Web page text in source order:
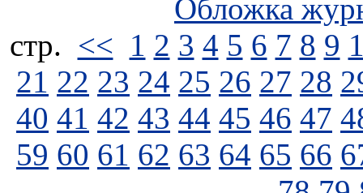
Обложка
стp. << 1 2 3 4 5 6 7 8 9
21 22 23 24 25 26 27 28
40 41 42 43 44 45 46 47
59 60 61 62 63 64 65 66